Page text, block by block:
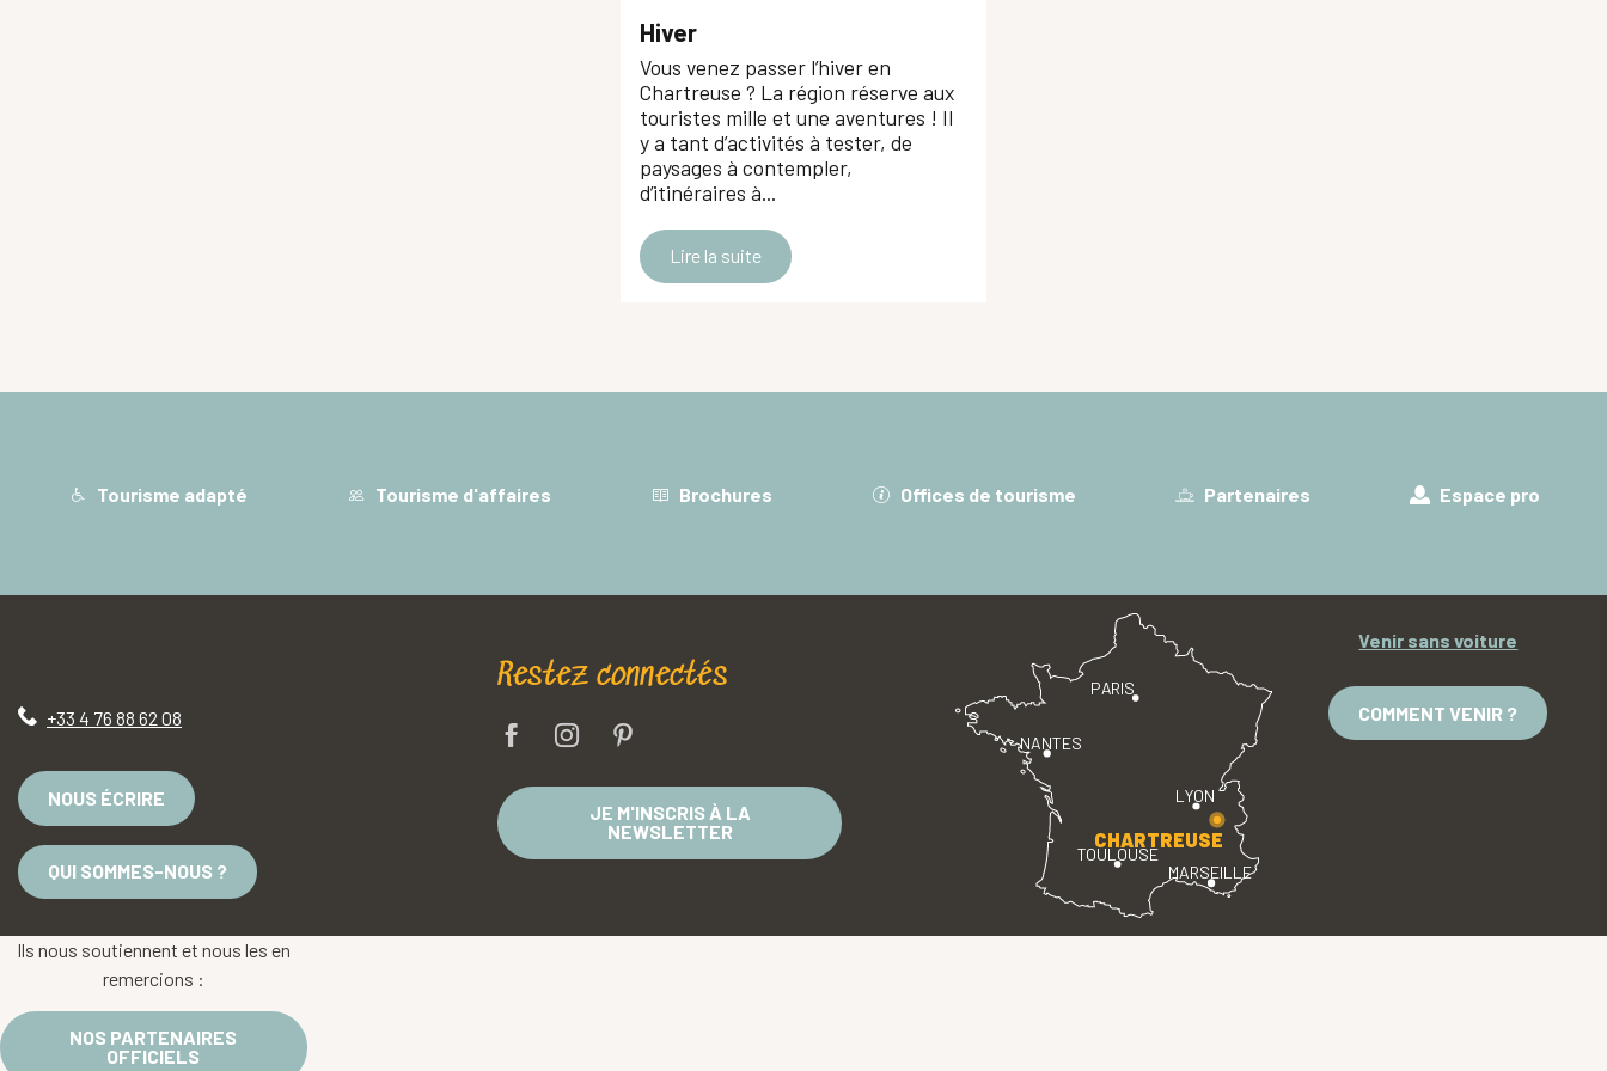
Hiver
Vous venez passer l’hiver en
Chartreuse ? La région réserve aux
touristes mille et une aventures ! Il
y a tant d’activités à tester, de
paysages à contempler,
d’itinéraires à...
Lire la suite
Tourisme adapté Tourisme d'affaires Brochures Offices de tourisme Partenaires Espace pro
+33 4 76 88 62 08
NOUS ÉCRIRE
QUI SOMMES-NOUS ?
Restez connectés
JE M'INSCRIS À LA
NEWSLETTER
PARIS
LYON
TOULOUSE
MARSEILLE
NANTES
CHARTREUSE
Venir sans voiture
COMMENT VENIR ?
Ils nous soutiennent et nous les en
remercions :
NOS PARTENAIRES
OFFICIELS